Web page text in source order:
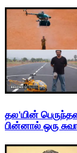
தல'யின்
பின்னால் ஒரு